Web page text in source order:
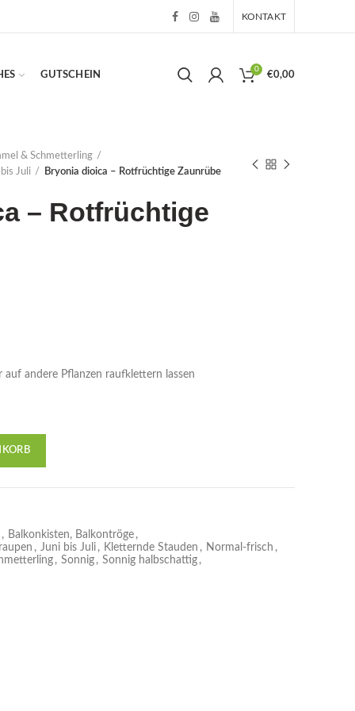
KONTAKT
GUTSCHEIN
0
€0,00
& Schmetterling
Juli Bryonia dioica – Rotfrüchtige Zaunrübe
– Rotfrüchtige
auf andere Pflanzen raufklettern lassen
, Balkonkisten, Balkontröge ,
, Juni bis Juli , Kletternde Stauden , Normal-frisch ,
, Sonnig , Sonnig halbschattig ,